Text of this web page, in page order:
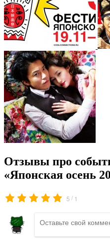
Отзывы про
«Японская осень
5 / 1